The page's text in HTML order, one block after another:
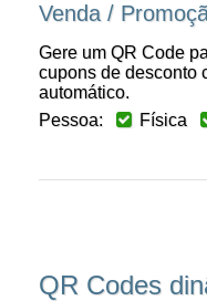
Venda /
Gere um QR Code
cupons de desconto
automático.
Pessoa:
Física
QR Codes